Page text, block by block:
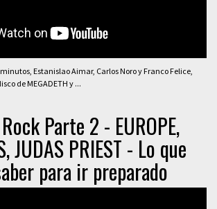
Estanislao Aimar, Carlos Noro y Franco Felice,
de MEGADETH y ...
Parte 2 - EUROPE,
JUDAS PRIEST - Lo que
para ir preparado